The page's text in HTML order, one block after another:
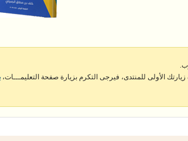
زيارتك الأولى للمنتدى، فيرجى التكرم بزيارة صفحة التعليمـــات،